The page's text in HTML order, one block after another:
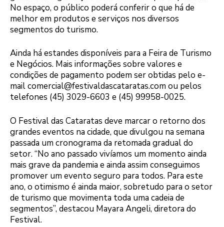
No espaço, o público poderá conferir o que há de
melhor em produtos e serviços nos diversos
segmentos do turismo.
Ainda há estandes disponíveis para a Feira de Turismo
e Negócios. Mais informações sobre valores e
condições de pagamento podem ser obtidas pelo e-
mail comercial@festivaldascataratas.com ou pelos
telefones (45) 3029-6603 e (45) 99958-0025.
O Festival das Cataratas deve marcar o retorno dos
grandes eventos na cidade, que divulgou na semana
passada um cronograma da retomada gradual do
setor. “No ano passado vivíamos um momento ainda
mais grave da pandemia e ainda assim conseguimos
promover um evento seguro para todos. Para este
ano, o otimismo é ainda maior, sobretudo para o setor
de turismo que movimenta toda uma cadeia de
segmentos”, destacou Mayara Angeli, diretora do
Festival.